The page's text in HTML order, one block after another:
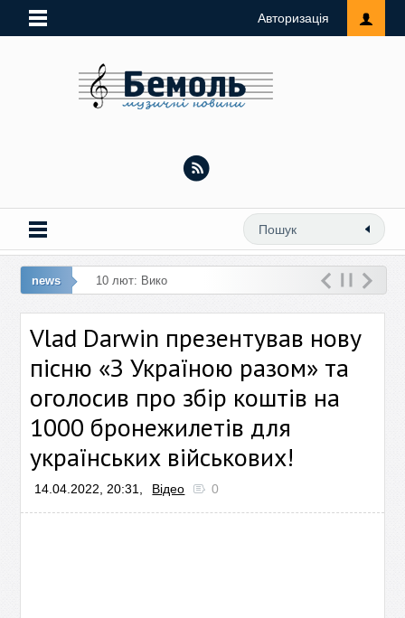
Авторизація
news 10 лют: Виконавиця ремейку «Любий,
Vlad Darwin презентував нову
пісню «З Україною разом» та
оголосив про збір коштів на
1000 бронежилетів для
українських військових!
14.04.2022, 20:31, Відео 0